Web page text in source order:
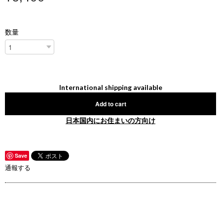
数量
International shipping available
Add to cart
日本国内にお住まいの方向け
Save
通報する